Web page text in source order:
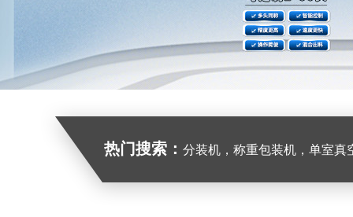
热门搜索： 分装机，称重包装机，单室真空包